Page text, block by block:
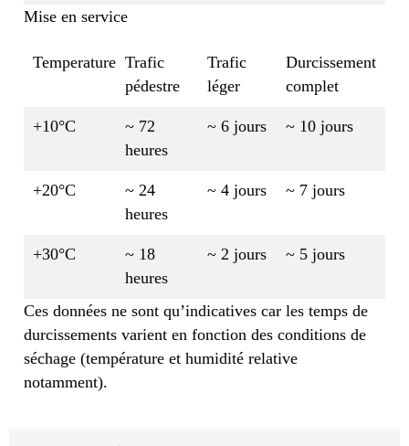
Mise en service
Temperature Trafic
pédestre
Trafic
léger
Durcissement
complet
+10°C
~ 72
heures
~ 6 jours ~ 10 jours
+20°C
~ 24
heures
~ 4 jours ~ 7 jours
+30°C
~ 18
heures
~ 2 jours ~ 5 jours
Ces données ne sont qu’indicatives car les temps de
durcissements varient en fonction des conditions de
séchage (température et humidité relative
notamment).